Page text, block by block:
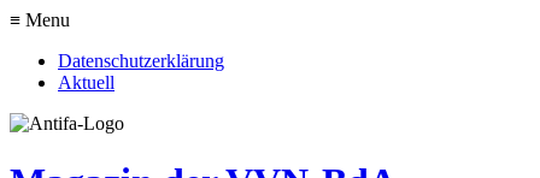
≡ Menu
Datenschutzerklärung
Aktuell